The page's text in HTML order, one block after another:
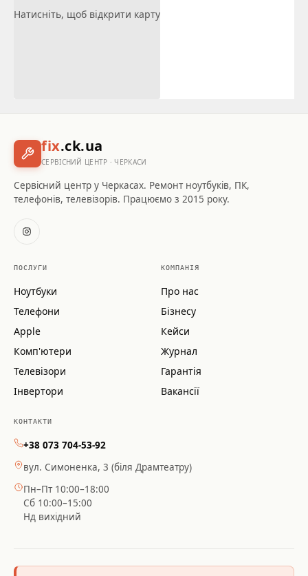
Натисніть, щоб відкрити карту
fix.ck.ua
СЕРВІСНИЙ ЦЕНТР · ЧЕРКАСИ
Сервісний центр у Черкасах. Ремонт ноутбуків, ПК,
телефонів, телевізорів. Працюємо з 2015 року.
ПОСЛУГИ
Ноутбуки
Телефони
Apple
Комп'ютери
Телевізори
Інвертори
КОМПАНІЯ
Про нас
Бізнесу
Кейси
Журнал
Гарантія
Вакансії
КОНТАКТИ
+38 073 704-53-92
вул. Симоненка, 3 (біля Драмтеатру)
Пн–Пт 10:00–18:00
Сб 10:00–15:00
Нд вихідний